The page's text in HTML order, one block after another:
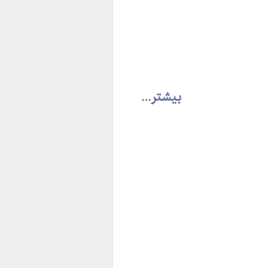
بیشتر...